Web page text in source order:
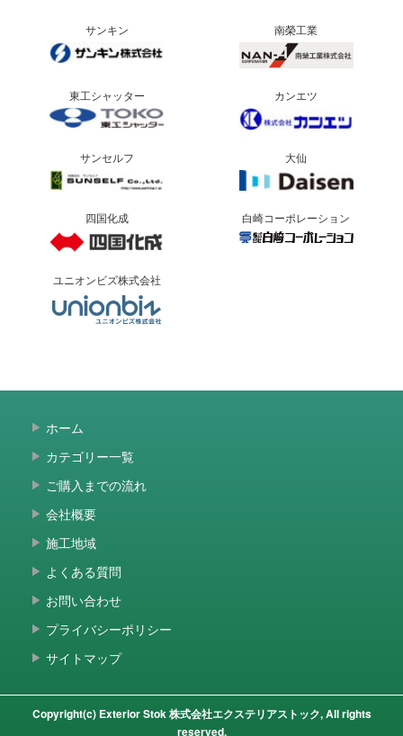
サンキン 南榮工業
東工シャッター カンエツ
サンセルフ 大仙
四国化成 白崎コーポレーション
ユニオンビズ株式会社
ホーム
カテゴリー一覧
ご購入までの流れ
会社概要
施工地域
よくある質問
お問い合わせ
プライバシーポリシー
サイトマップ
Copyright(c) Exterior Stok 株式会社エクステリアストック, All rights
reserved.